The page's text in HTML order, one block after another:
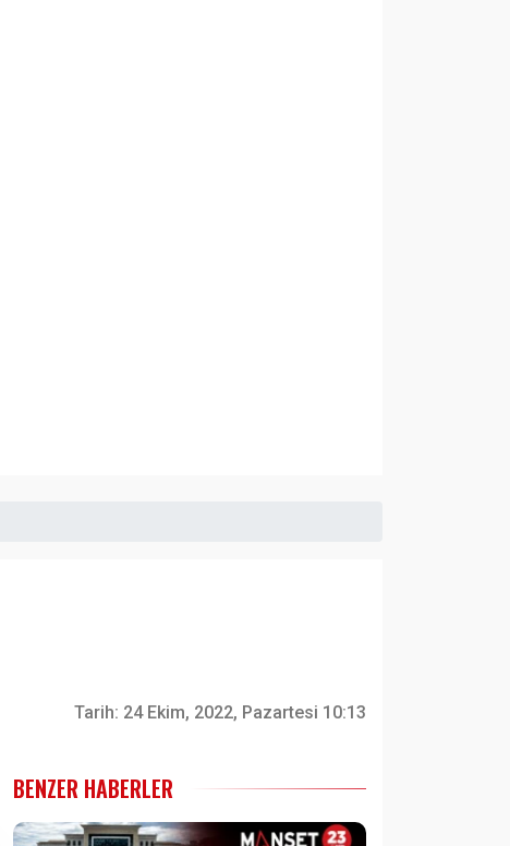
Tarih: 24 Ekim, 2022, Pazartesi 10:13
BENZER HABERLER